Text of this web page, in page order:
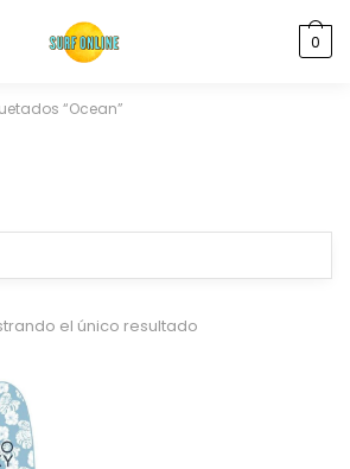
0
“Ocean”
el único resultado